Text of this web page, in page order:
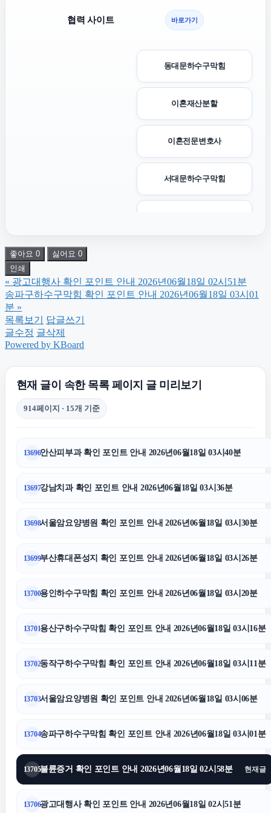
협력 사이트 바로가기
동대문하수구막힘
이혼재산분할
이혼전문변호사
서대문하수구막힘
울산이혼전문변호사
양천하수구막힘
서울음주운전변호사
구리하수구막힘
양육권
강남상간소송변호사
이혼변호사
수원피부과
좋아요 0 싫어요 0
인쇄
« 광고대행사 확인 포인트 안내 2026년06월18일 02시51분
송파구하수구막힘 확인 포인트 안내 2026년06월18일 03시01
분 »
목록보기
답글쓰기
글수정 글삭제
Powered by KBoard
현재 글이 속한 목록 페이지 글 미리보기
914페이지 · 15개 기준
13696안산피부과 확인 포인트 안내 2026년06월18일 03시40분
13697강남치과 확인 포인트 안내 2026년06월18일 03시36분
13698서울암요양병원 확인 포인트 안내 2026년06월18일 03시30분
13699부산휴대폰성지 확인 포인트 안내 2026년06월18일 03시26분
13700용인하수구막힘 확인 포인트 안내 2026년06월18일 03시20분
13701용산구하수구막힘 확인 포인트 안내 2026년06월18일 03시16분
13702동작구하수구막힘 확인 포인트 안내 2026년06월18일 03시11분
13703서울암요양병원 확인 포인트 안내 2026년06월18일 03시06분
13704송파구하수구막힘 확인 포인트 안내 2026년06월18일 03시01분
13705불륜증거 확인 포인트 안내 2026년06월18일 02시58분 현재글
13706광고대행사 확인 포인트 안내 2026년06월18일 02시51분